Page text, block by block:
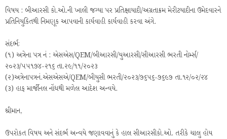
વિષય : બીઆરસી કો.ઓ.ની ખાલી જગ્યા પર પ્રતિક્ષાયાદી/અગ્રતાક્રમ મેરીટયાદીના ઉમેદવારને
પ્રતિનિયુકિતથી નિમણૂક આપવાની કાર્યવાહી કાર્યવાહી કરવા અંગે.
સંદર્ભઃ
(૧) અત્રેના પત્ર નં : એસએસ/QEM/બીઆરસી/યુઆરસી/સીઆરસી ભરતી નોર્મ્સ/
૨૦૨૩/૫૫૧૭૪-૨૧૬ તા.૨૯/૧૧/૨૦૨૩
(૨)અત્રેનાપત્રનં.એસએસએ/QEM/બીયુસી ભરતી/૨૦૨૩/૭૬૫૬-૭૬૯૭ તા.૧૨/૦૨/૨૪
(૩) હાફ માર્જીનલ નોંધથી મળેલ આદેશ અન્વયે.
શ્રીમાન,
ઉપરોકત વિષય અને સંદર્ભ અન્વયે જણાવવાનું કે હાલ સીઆરસીકો.ઓ. તરીકે ચાલુ હોય